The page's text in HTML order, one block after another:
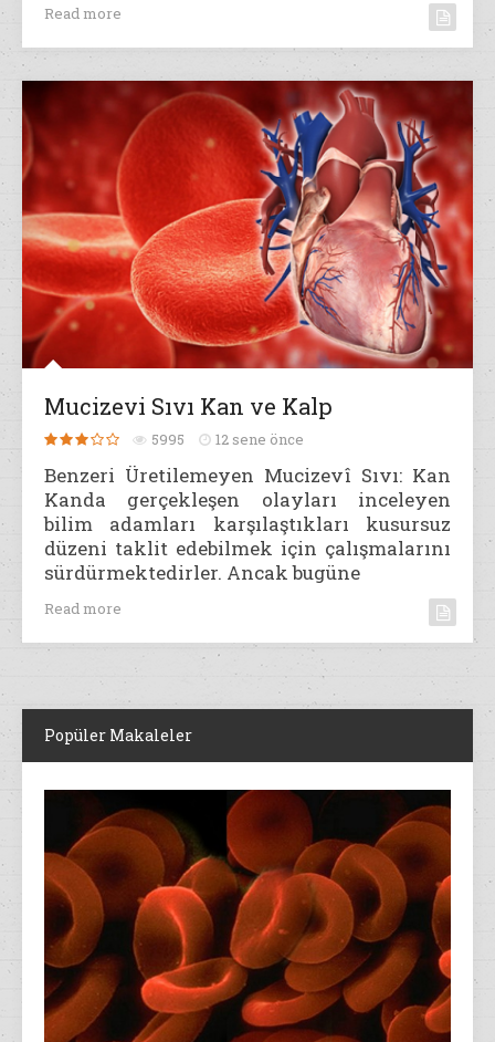
Read more
Mucizevi Sıvı Kan ve Kalp
5995 12 sene önce
Benzeri Üretilemeyen Mucizevî Sıvı: Kan
Kanda gerçekleşen olayları inceleyen
bilim adamları karşılaştıkları kusursuz
düzeni taklit edebilmek için çalışmalarını
sürdürmektedirler. Ancak bugüne
Read more
Popüler Makaleler